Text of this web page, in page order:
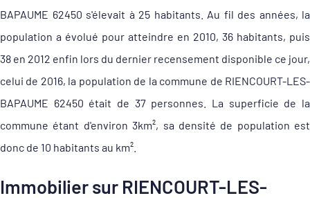
BAPAUME 62450 s'élevait à 25 habitants. Au fil des années, la
population a évolué pour atteindre en 2010, 36 habitants, puis
38 en 2012 enfin lors du dernier recensement disponible ce jour,
celui de 2016, la population de la commune de RIENCOURT-LES-
BAPAUME 62450 était de 37 personnes. La superficie de la
commune étant d'environ 3km², sa densité de population est
donc de 10 habitants au km².
Immobilier sur RIENCOURT-LES-